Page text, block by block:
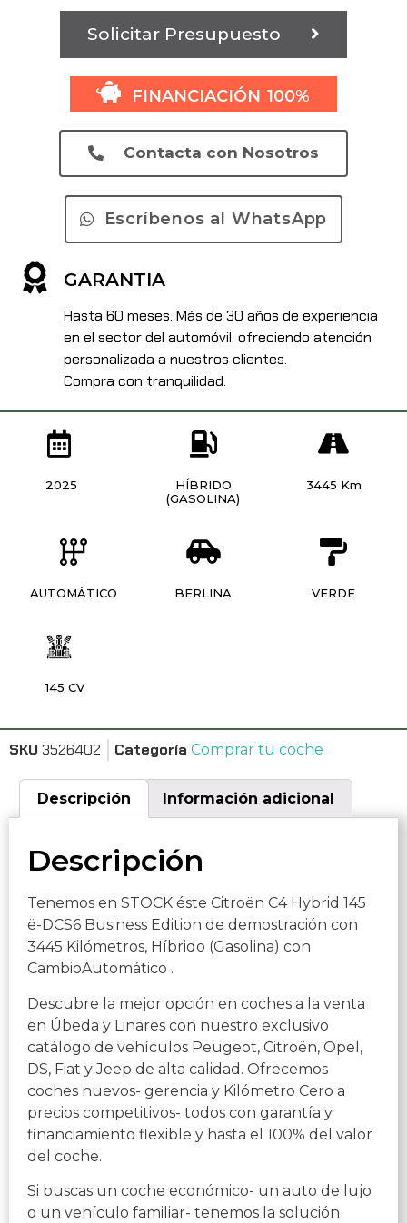
Solicitar Presupuesto
FINANCIACIÓN 100%
Contacta con Nosotros
Escríbenos al WhatsApp
GARANTIA
Hasta 60 meses. Más de 30 años de experiencia
en el sector del automóvil, ofreciendo atención
personalizada a nuestros clientes.
Compra con tranquilidad.
2025
HÍBRIDO
(GASOLINA)
3445 Km
AUTOMÁTICO BERLINA VERDE
145 CV
SKU 3526402 Categoría Comprar tu coche
Descripción Información adicional
Descripción
Tenemos en STOCK éste Citroën C4 Hybrid 145
ë-DCS6 Business Edition de demostración con
3445 Kilómetros, Híbrido (Gasolina) con
CambioAutomático .
Descubre la mejor opción en coches a la venta
en Úbeda y Linares con nuestro exclusivo
catálogo de vehículos Peugeot, Citroën, Opel,
DS, Fiat y Jeep de alta calidad. Ofrecemos
coches nuevos- gerencia y Kilómetro Cero a
precios competitivos- todos con garantía y
financiamiento flexible y hasta el 100% del valor
del coche.
Si buscas un coche económico- un auto de lujo
o un vehículo familiar- tenemos la solución